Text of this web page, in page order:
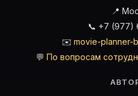
📍
📞 +7 (977)
✉️ movie-planner-
💬 По вопросам